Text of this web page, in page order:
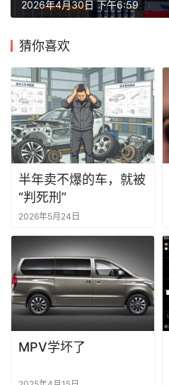
2026年4月30日 下午6:59
猜你喜欢
半年卖不爆的车，就被
“判死刑”
2026年5月24日
MPV学坏了